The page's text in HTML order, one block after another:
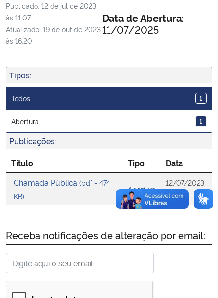
Ministério do Meio Ambiente
Ministério do Turismo
Ministério do Desenvolvimento Regional
Controladoria-Geral da União
Ministério da Mulher, da Família e dos Direitos Humanos
Secretaria-Geral
Secretaria de Governo
Gabinete de Segurança Institucional
Planalto
Publicado: 12 de jul de 2023
às 11:07
Atualizado: 19 de out de 2023
às 16:20
Data de Abertura:
11/07/2025
Tipos:
Todos 1
Abertura 1
Publicações:
Título Tipo
Data
Chamada Pública (pdf - 474
KB)
Abertura
12/07/2023
11:05
Receba notificações de alteração por email: